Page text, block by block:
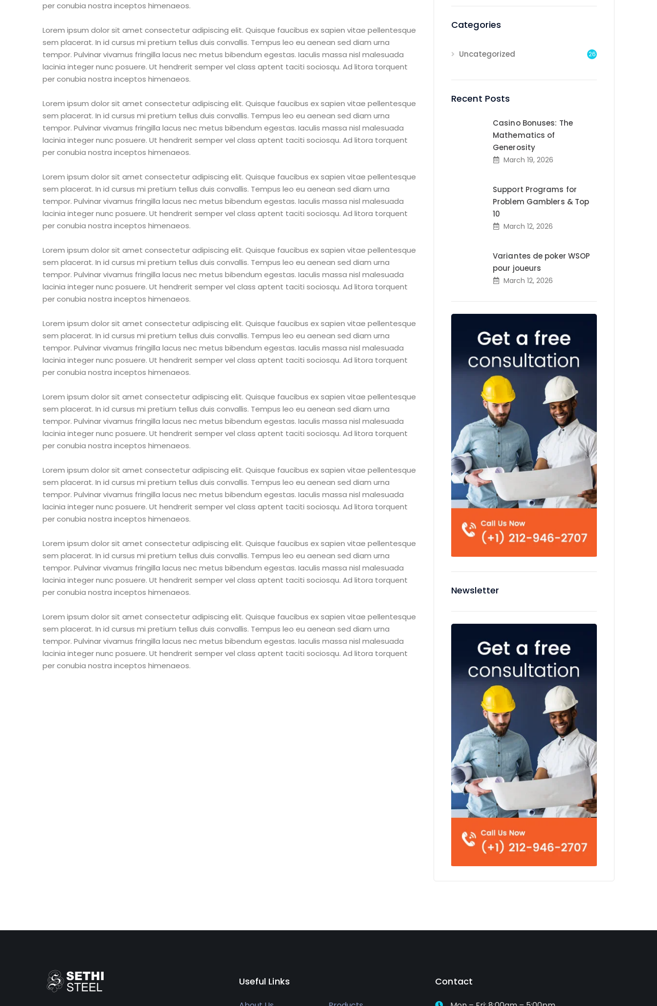
per conubia nostra inceptos himenaeos.
Lorem ipsum dolor sit amet consectetur adipiscing elit. Quisque faucibus ex sapien vitae pellentesque
sem placerat. In id cursus mi pretium tellus duis convallis. Tempus leo eu aenean sed diam urna
tempor. Pulvinar vivamus fringilla lacus nec metus bibendum egestas. Iaculis massa nisl malesuada
lacinia integer nunc posuere. Ut hendrerit semper vel class aptent taciti sociosqu. Ad litora torquent
per conubia nostra inceptos himenaeos.
Lorem ipsum dolor sit amet consectetur adipiscing elit. Quisque faucibus ex sapien vitae pellentesque
sem placerat. In id cursus mi pretium tellus duis convallis. Tempus leo eu aenean sed diam urna
tempor. Pulvinar vivamus fringilla lacus nec metus bibendum egestas. Iaculis massa nisl malesuada
lacinia integer nunc posuere. Ut hendrerit semper vel class aptent taciti sociosqu. Ad litora torquent
per conubia nostra inceptos himenaeos.
Lorem ipsum dolor sit amet consectetur adipiscing elit. Quisque faucibus ex sapien vitae pellentesque
sem placerat. In id cursus mi pretium tellus duis convallis. Tempus leo eu aenean sed diam urna
tempor. Pulvinar vivamus fringilla lacus nec metus bibendum egestas. Iaculis massa nisl malesuada
lacinia integer nunc posuere. Ut hendrerit semper vel class aptent taciti sociosqu. Ad litora torquent
per conubia nostra inceptos himenaeos.
Lorem ipsum dolor sit amet consectetur adipiscing elit. Quisque faucibus ex sapien vitae pellentesque
sem placerat. In id cursus mi pretium tellus duis convallis. Tempus leo eu aenean sed diam urna
tempor. Pulvinar vivamus fringilla lacus nec metus bibendum egestas. Iaculis massa nisl malesuada
lacinia integer nunc posuere. Ut hendrerit semper vel class aptent taciti sociosqu. Ad litora torquent
per conubia nostra inceptos himenaeos.
Lorem ipsum dolor sit amet consectetur adipiscing elit. Quisque faucibus ex sapien vitae pellentesque
sem placerat. In id cursus mi pretium tellus duis convallis. Tempus leo eu aenean sed diam urna
tempor. Pulvinar vivamus fringilla lacus nec metus bibendum egestas. Iaculis massa nisl malesuada
lacinia integer nunc posuere. Ut hendrerit semper vel class aptent taciti sociosqu. Ad litora torquent
per conubia nostra inceptos himenaeos.
Lorem ipsum dolor sit amet consectetur adipiscing elit. Quisque faucibus ex sapien vitae pellentesque
sem placerat. In id cursus mi pretium tellus duis convallis. Tempus leo eu aenean sed diam urna
tempor. Pulvinar vivamus fringilla lacus nec metus bibendum egestas. Iaculis massa nisl malesuada
lacinia integer nunc posuere. Ut hendrerit semper vel class aptent taciti sociosqu. Ad litora torquent
per conubia nostra inceptos himenaeos.
Lorem ipsum dolor sit amet consectetur adipiscing elit. Quisque faucibus ex sapien vitae pellentesque
sem placerat. In id cursus mi pretium tellus duis convallis. Tempus leo eu aenean sed diam urna
tempor. Pulvinar vivamus fringilla lacus nec metus bibendum egestas. Iaculis massa nisl malesuada
lacinia integer nunc posuere. Ut hendrerit semper vel class aptent taciti sociosqu. Ad litora torquent
per conubia nostra inceptos himenaeos.
Lorem ipsum dolor sit amet consectetur adipiscing elit. Quisque faucibus ex sapien vitae pellentesque
sem placerat. In id cursus mi pretium tellus duis convallis. Tempus leo eu aenean sed diam urna
tempor. Pulvinar vivamus fringilla lacus nec metus bibendum egestas. Iaculis massa nisl malesuada
lacinia integer nunc posuere. Ut hendrerit semper vel class aptent taciti sociosqu. Ad litora torquent
per conubia nostra inceptos himenaeos.
Lorem ipsum dolor sit amet consectetur adipiscing elit. Quisque faucibus ex sapien vitae pellentesque
sem placerat. In id cursus mi pretium tellus duis convallis. Tempus leo eu aenean sed diam urna
tempor. Pulvinar vivamus fringilla lacus nec metus bibendum egestas. Iaculis massa nisl malesuada
lacinia integer nunc posuere. Ut hendrerit semper vel class aptent taciti sociosqu. Ad litora torquent
per conubia nostra inceptos himenaeos.
Categories
Uncategorized 26
Recent Posts
Casino Bonuses: The
Mathematics of
Generosity
March 19, 2026
Support Programs for
Problem Gamblers & Top
10
March 12, 2026
Variantes de poker WSOP
pour joueurs
March 12, 2026
Newsletter
Useful Links Contact